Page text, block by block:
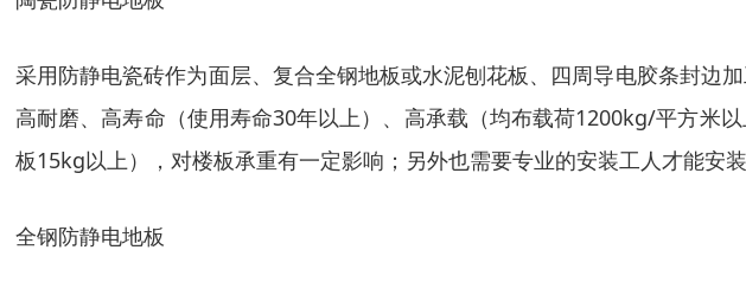
采用防静电瓷砖作为面层、复合全钢地板或水泥刨花板、四周导电胶条封边
高耐磨、高寿命（使用寿命30年以上）、高承载（均布载荷1200kg/平方米
板15kg以上），对楼板承重有一定影响；另外也需要专业的安装工人才能安
全钢防静电地板